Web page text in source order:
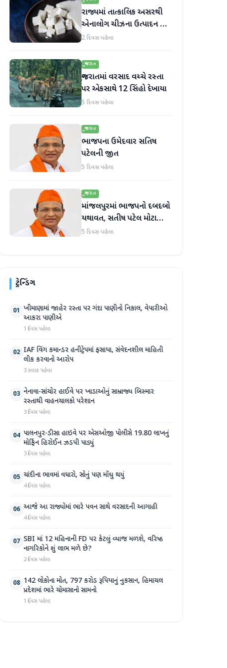
રાજ્યમાં તાત્કાલિક અસરથી
એનાલોગ ચીઝના ઉત્પાદન અને
વેચાણ પર પ્રતિબંધ.
2 દિવસ પહેલા
ગુજરાત
ગુજરાતમાં વરસાદ વચ્ચે રસ્તા
પર એકસાથે 12 સિંહો દેખાયા
5 દિવસ પહેલા
ગુજરાત
ભાજપના ઉમેદવાર સતિષ
પટેલની જીત
5 દિવસ પહેલા
ગુજરાત
માંજલપુરમાં ભાજપનો દબદબો
યથાવત, સતીષ પટેલ મોટા
માર્જિનથી આગળ
5 દિવસ પહેલા
ટ્રેન્ડિંગ
01 ખીમાણામાં જાહેર રસ્તા પર ગંદા પાણીનો નિકાલ, વેપારીઓ
આકરા પાણીએ
1 દિવસ પહેલા
02 IAF વિંગ કમાન્ડર હનીટ્રેપમાં ફસાયા, સંવેદનશીલ માહિતી
લીક કરવાનો આરોપ
3 કલાક પહેલા
03 નેનાવા-સાંચોર હાઈવે પર ખાડાઓનું સામ્રાજ્ય બિસ્માર
રસ્તાથી વાહનચાલકો પરેશાન
3 દિવસ પહેલા
04 પાલનપુર-ડીસા હાઇવે પર એસઓજી પોલીસે 19.80 લાખનું
મોર્ફિન હિરોઈન ઝડપી પાડ્યું
3 દિવસ પહેલા
05 ચાંદીના ભાવમાં વધારો, સોનું પણ મોંઘુ થયું
4 દિવસ પહેલા
06 આજે આ રાજ્યોમાં ભારે પવન સાથે વરસાદની આગાહી
4 દિવસ પહેલા
07 SBI માં 12 મહિનાની FD પર કેટલું વ્યાજ મળશે, વરિષ્ઠ
નાગરિકોને શું લાભ મળે છે?
2 દિવસ પહેલા
08 142 લોકોના મોત, 797 કરોડ રૂપિયાનું નુકસાન, હિમાચલ
પ્રદેશમાં ભારે ચોમાસાનો સામનો
1 દિવસ પહેલા